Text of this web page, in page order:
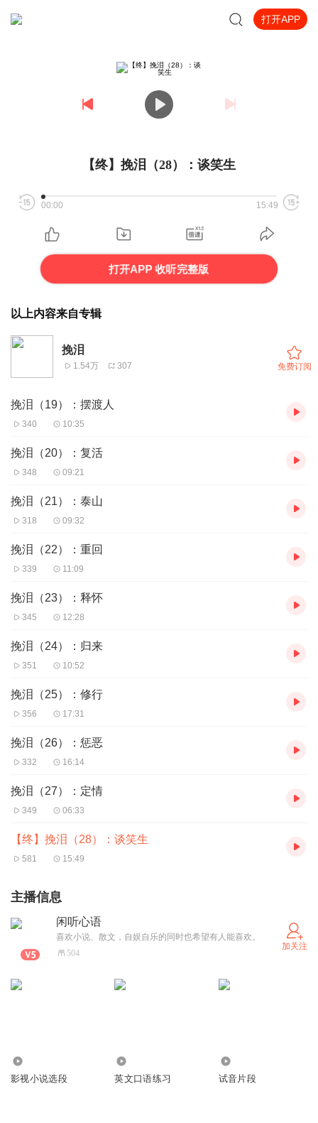
打开APP
【终】挽泪（28）：谈笑生
00:00 15:49
打开APP 收听完整版
以上内容来自专辑
挽泪
1.54万 307 免费订阅
挽泪（19）：摆渡人
340 10:35
挽泪（20）：复活
348 09:21
挽泪（21）：泰山
318 09:32
挽泪（22）：重回
339 11:09
挽泪（23）：释怀
345 12:28
挽泪（24）：归来
351 10:52
挽泪（25）：修行
356 17:31
挽泪（26）：惩恶
332 16:14
挽泪（27）：定情
349 06:33
【终】挽泪（28）：谈笑生
581 15:49
主播信息
闲听心语
喜欢小说、散文，自娱自乐的同时也希望有人能喜欢。
504
加关注
影视小说选段 英文口语练习 试音片段